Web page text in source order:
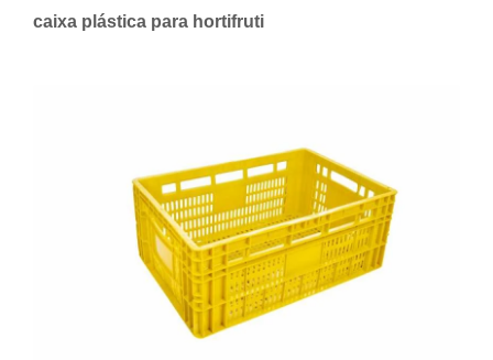
caixa plástica para hortifruti